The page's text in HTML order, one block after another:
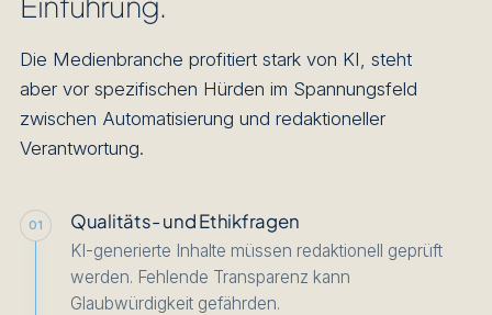
Die Medienbranche profitiert stark von KI, steht
aber vor spezifischen Hürden im Spannungsfeld
zwischen Automatisierung und redaktioneller
Verantwortung.
01 Qualitäts- und Ethikfragen
KI-generierte Inhalte müssen redaktionell geprüft
werden. Fehlende Transparenz kann
Glaubwürdigkeit gefährden.